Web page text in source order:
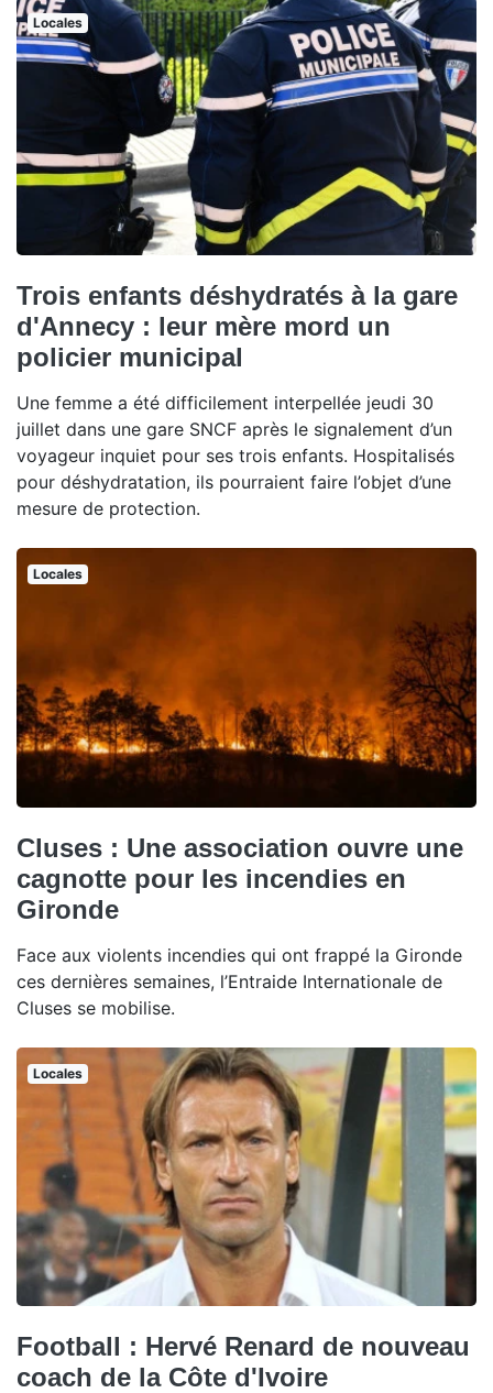
Locales
Trois enfants déshydratés à la gare
d'Annecy : leur mère mord un
policier municipal
Une femme a été difficilement interpellée jeudi 30
juillet dans une gare SNCF après le signalement d’un
voyageur inquiet pour ses trois enfants. Hospitalisés
pour déshydratation, ils pourraient faire l’objet d’une
mesure de protection.
Locales
Cluses : Une association ouvre une
cagnotte pour les incendies en
Gironde
Face aux violents incendies qui ont frappé la Gironde
ces dernières semaines, l’Entraide Internationale de
Cluses se mobilise.
Locales
Football : Hervé Renard de nouveau
coach de la Côte d'Ivoire